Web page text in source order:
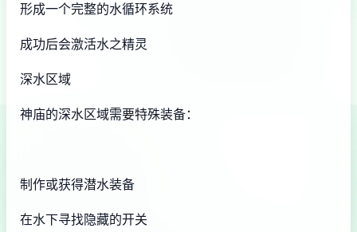
形成一个完整的水循环系统
成功后会激活水之精灵
深水区域
神庙的深水区域需要特殊装备：
制作或获得潜水装备
在水下寻找隐藏的开关